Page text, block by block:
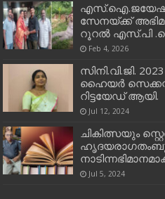
സേനയ്ക്ക്
റൂറൽ എസ്.പി
Feb 4, 2026
സിനി.വി.ജി.
ഹൈയർ
റിട്ടയേഡ് ആയി.
Jul 12, 2024
ചികിത്സയും
Jul 5, 2024